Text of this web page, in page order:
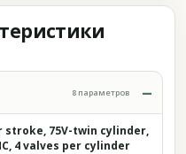
8 параметров
stroke, 75V-twin cylinder,
4 valves per cylinder